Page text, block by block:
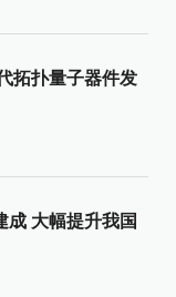
拓扑量子器件发
成 大幅提升我国